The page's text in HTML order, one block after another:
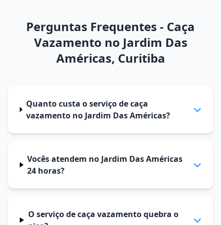
Perguntas Frequentes - Caça
Vazamento no Jardim Das
Américas, Curitiba
Quanto custa o serviço de caça
vazamento no Jardim Das Américas?
Vocês atendem no Jardim Das Américas
24 horas?
O serviço de caça vazamento quebra o